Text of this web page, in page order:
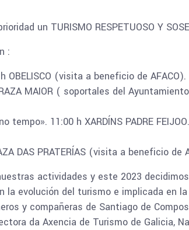
un TURISMO RESPETUOSO Y
:
OBELISCO (visita a beneficio de AFACO).
MAIOR ( soportales del
tempo». 11:00 h XARDÍNS PADRE
DAS PRATERÍAS (visita a beneficio de
actividades y este 2023
la evolución del turismo e implicada en
y compañeras de Santiago de
da Axencia de Turismo de Galicia,